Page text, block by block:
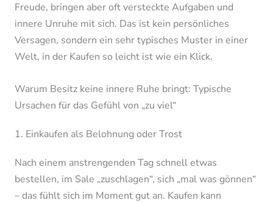
Freude, bringen aber oft versteckte Aufgaben und
innere Unruhe mit sich. Das ist kein persönliches
Versagen, sondern ein sehr typisches Muster in einer
Welt, in der Kaufen so leicht ist wie ein Klick.
Warum Besitz keine innere Ruhe bringt: Typische
Ursachen für das Gefühl von „zu viel“
1. Einkaufen als Belohnung oder Trost
Nach einem anstrengenden Tag schnell etwas
bestellen, im Sale „zuschlagen“, sich „mal was gönnen“
– das fühlt sich im Moment gut an. Kaufen kann